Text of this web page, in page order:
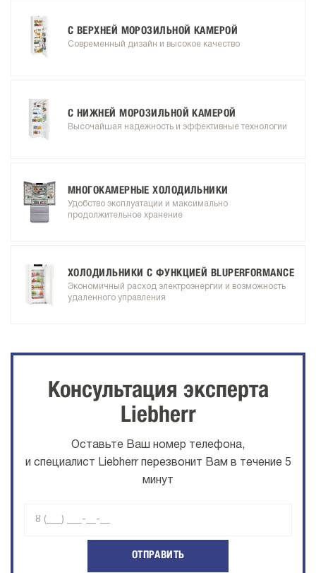
С ВЕРХНЕЙ МОРОЗИЛЬНОЙ КАМЕРОЙ
Современный дизайн и высокое качество
С НИЖНЕЙ МОРОЗИЛЬНОЙ КАМЕРОЙ
Высочайшая надежность и эффективные технологии
МНОГОКАМЕРНЫЕ ХОЛОДИЛЬНИКИ
Удобство эксплуатации и максимально
продолжительное хранение
ХОЛОДИЛЬНИКИ С ФУНКЦИЕЙ BLUPERFORMANCE
Экономичный расход электроэнергии и возможность
удаленного управления
Консультация эксперта
Liebherr
Оставьте Ваш номер телефона,
и специалист Liebherr перезвонит Вам в течение 5
минут
ОТПРАВИТЬ